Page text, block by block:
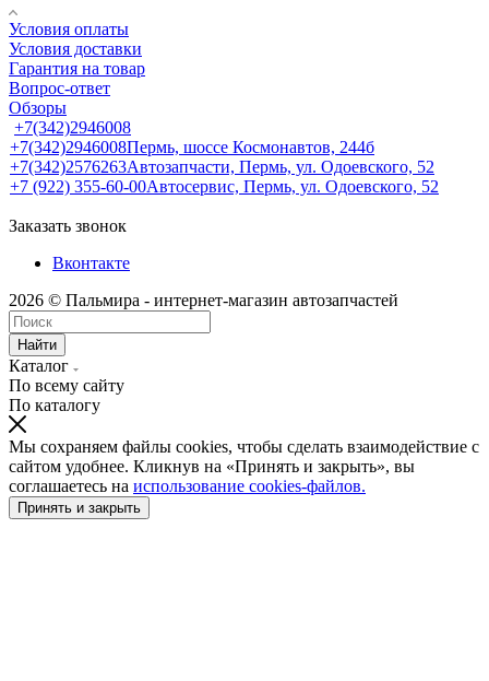
Условия оплаты
Условия доставки
Гарантия на товар
Вопрос-ответ
Обзоры
+7(342)2946008
+7(342)2946008Пермь, шоссе Космонавтов, 244б
+7(342)2576263Автозапчасти, Пермь, ул. Одоевского, 52
+7 (922) 355-60-00Автосервис, Пермь, ул. Одоевского, 52
Заказать звонок
Вконтакте
2026 © Пальмира - интернет-магазин автозапчастей
Найти
Каталог
По всему сайту
По каталогу
Мы сохраняем файлы cookies, чтобы сделать взаимодействие с
сайтом удобнее. Кликнув на «Принять и закрыть», вы
соглашаетесь на использование cookies-файлов.
Принять и закрыть